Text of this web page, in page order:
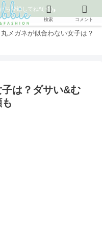
LINEの公式アカウント開設！友だち登録してね٩( ᐛ )و
丸メガネが似合わない女子は？
は？ダサい&む
検索 コメント